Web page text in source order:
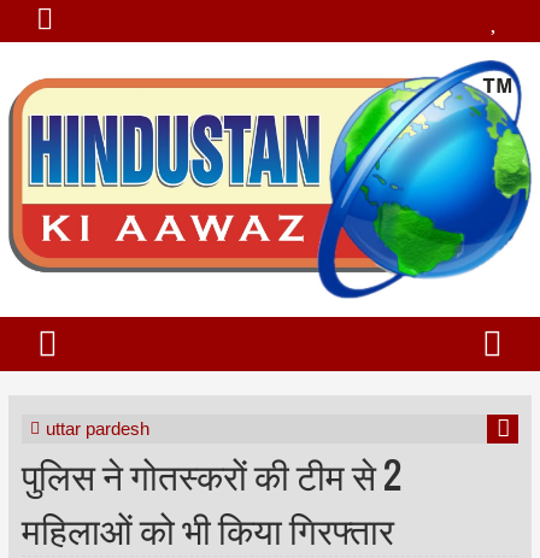
uttar pardesh
पुलिस ने गोतस्करों की टीम से 2
महिलाओं को भी किया गिरफ्तार